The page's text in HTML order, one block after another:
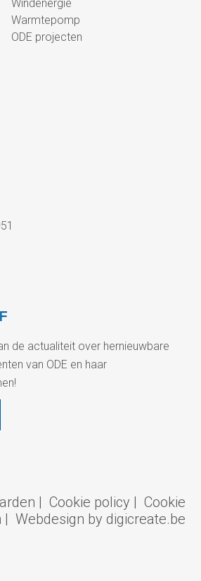
Windenergie
Warmtepomp
ODE projecten
de actualiteit over hernieuwbare
van ODE en haar
Cookie policy
Cookie
Webdesign by digicreate.be